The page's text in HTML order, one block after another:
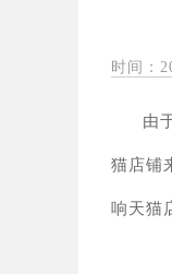
时间：
由
猫店铺
响天猫